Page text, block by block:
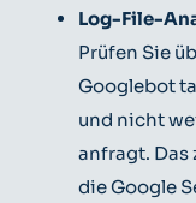
Log-File-
Prüfen Sie
Googlebot
und nicht
anfragt. Das
die Google